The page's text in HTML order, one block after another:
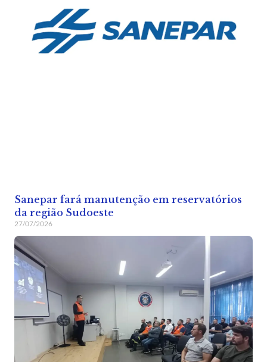
Sanepar fará manutenção em reservatórios
da região Sudoeste
27/07/2026